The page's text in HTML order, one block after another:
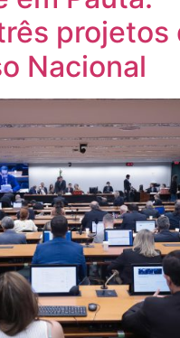
projetos
Nacional